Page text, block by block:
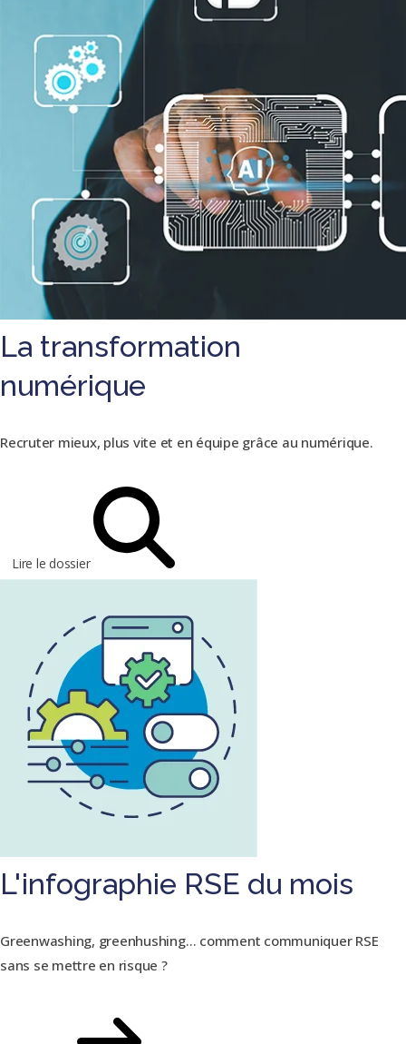
La transformation
numérique
Recruter mieux, plus vite et en équipe grâce au numérique.
Lire le dossier
L'infographie RSE du mois
Greenwashing, greenhushing… comment communiquer RSE
sans se mettre en risque ?